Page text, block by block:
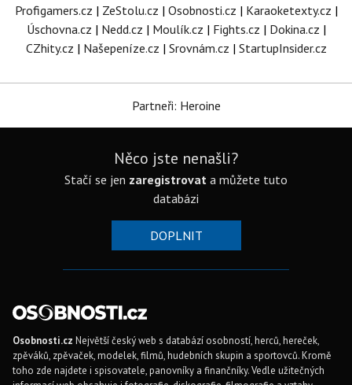
Profigamers.cz | ZeStolu.cz | Osobnosti.cz | Karaoketexty.cz |
Úschovna.cz | Nedd.cz | Moulík.cz | Fights.cz | Dokina.cz |
CZhity.cz | Našepeníze.cz | Srovnám.cz | StartupInsider.cz
Partneři: Heroine
Něco jste nenašli?
Stačí se jen zaregistrovat a můžete tuto
databázi
DOPLNIT
Osobnosti.cz Největší český web s databází osobností, herců, hereček,
zpěváků, zpěvaček, modelek, filmů, hudebních skupin a sportovců. Kromě
toho zde najdete i spisovatele, panovníky a finančníky. Vedle užitečných